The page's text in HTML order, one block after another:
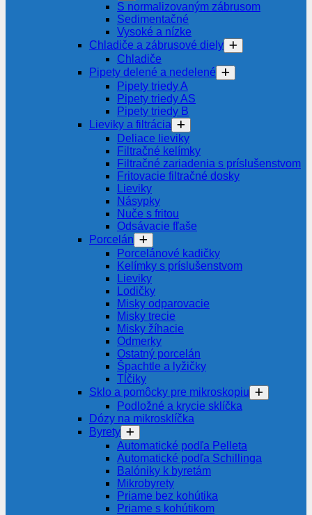
S normalizovaným zábrusom
Sedimentačné
Vysoké a nízke
Chladiče a zábrusové diely
Chladiče
Pipety delené a nedelené
Pipety triedy A
Pipety triedy AS
Pipety triedy B
Lieviky a filtrácia
Deliace lieviky
Filtračné kelímky
Filtračné zariadenia s príslušenstvom
Fritovacie filtračné dosky
Lieviky
Násypky
Nuče s fritou
Odsávacie fľaše
Porcelán
Porcelánové kadičky
Kelímky s príslušenstvom
Lieviky
Lodičky
Misky odparovacie
Misky trecie
Misky žíhacie
Odmerky
Ostatný porcelán
Špachtle a lyžičky
Tĺčiky
Sklo a pomôcky pre mikroskopiu
Podložné a krycie sklíčka
Dózy na mikrosklíčka
Byrety
Automatické podľa Pelleta
Automatické podľa Schillinga
Balóniky k byretám
Mikrobyrety
Priame bez kohútika
Priame s kohútikom